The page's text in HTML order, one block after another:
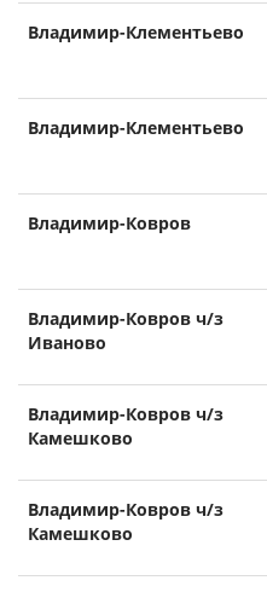
Владимир-Клементьево
Владимир-Клементьево
Владимир-Ковров
Владимир-Ковров ч/з
Иваново
Владимир-Ковров ч/з
Камешково
Владимир-Ковров ч/з
Камешково